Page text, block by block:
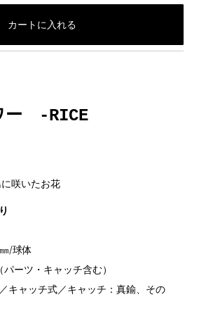
カートに入れる
ー -RICE
咲いたお花
/球体
ーツ・キャッチ含む）
キャッチ式／キャッチ：真鍮、その